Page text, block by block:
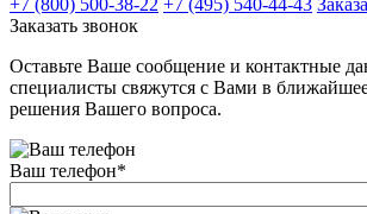
+7 (800) 500-38-22 +7 (495) 540-44-43
Заказать звонок
Оставьте Ваше сообщение и контактные
специалисты свяжутся с Вами в
решения Вашего вопроса.
Ваш телефон*